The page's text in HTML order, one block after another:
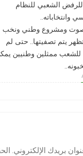
للرفض الشعبي للنظام
وانتخاباته..
ومشروع وطني ونخب
يتم تصفيتها.. حتى لم
للشعب ممثلين وطنيين
بريدك الإلكتروني.